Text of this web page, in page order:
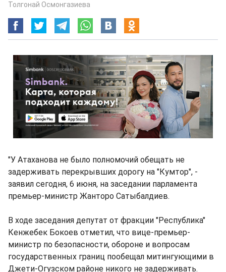
Толгонай Осмонгазиева
"У Атаханова не было полномочий обещать не
задерживать перекрывших дорогу на "Кумтор", -
заявил сегодня, 6 июня, на заседании парламента
премьер-министр Жанторо Сатыбалдиев.
В ходе заседания депутат от фракции "Республика"
Кенжебек Бокоев отметил, что вице-премьер-
министр по безопасности, обороне и вопросам
государственных границ пообещал митингующими в
Джети-Огузском районе никого не задерживать.